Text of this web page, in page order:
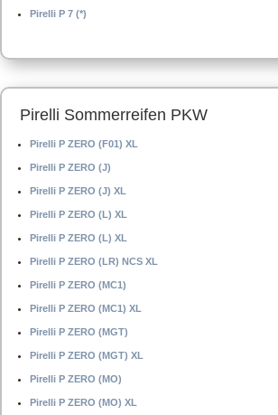
Pirelli P 7 (*)
Pirelli Sommerreifen PKW
Pirelli P ZERO (F01) XL
Pirelli P ZERO (J)
Pirelli P ZERO (J) XL
Pirelli P ZERO (L) XL
Pirelli P ZERO (L) XL
Pirelli P ZERO (LR) NCS XL
Pirelli P ZERO (MC1)
Pirelli P ZERO (MC1) XL
Pirelli P ZERO (MGT)
Pirelli P ZERO (MGT) XL
Pirelli P ZERO (MO)
Pirelli P ZERO (MO) XL